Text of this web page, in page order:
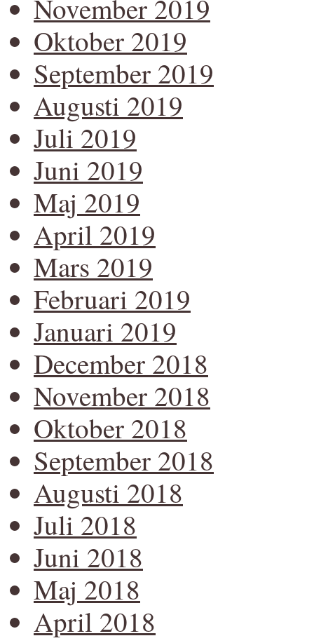
November 2019
Oktober 2019
September 2019
Augusti 2019
Juli 2019
Juni 2019
Maj 2019
April 2019
Mars 2019
Februari 2019
Januari 2019
December 2018
November 2018
Oktober 2018
September 2018
Augusti 2018
Juli 2018
Juni 2018
Maj 2018
April 2018